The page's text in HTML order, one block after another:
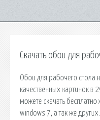
Скачать обои для
Обои для рабочего стола
качественных картинок в
можете скачать
windows 7, а так же